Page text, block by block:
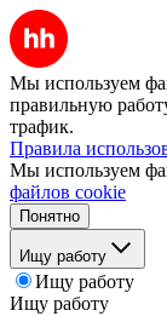
Мы используем
правильную
трафик.
Правила
Мы используем
файлов cookie
Понятно
Ищу работу
Ищу работу
Ищу работу